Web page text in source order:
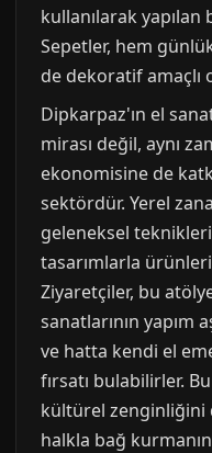
kullanılarak yapılan
Sepetler, hem
de dekoratif
Dipkarpaz'ın el
mirası değil, aynı
ekonomisine de
sektördür. Yerel
geleneksel
tasarımlarla
Ziyaretçiler, bu
sanatlarının yapım
ve hatta kendi el
fırsatı bulabilirler.
kültürel zenginliğini
halkla bağ